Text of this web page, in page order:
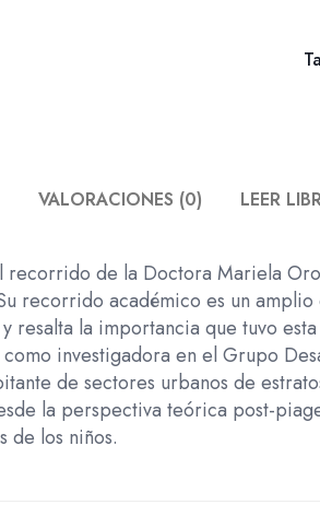
el
VALORACIONES (0) LEER
recorrido de la Doctora Mariela
recorrido académico es un
resalta la importancia que tuvo
investigadora en el Grupo
de sectores urbanos de
la perspectiva teórica post-
de los niños.